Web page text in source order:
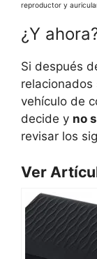
reproductor y
¿Y
Si después
relacionados
vehículo de
decide y no
revisar los
Ver